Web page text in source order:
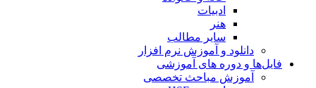
ادبیات
هنر
سایر مطالب
دانلود و آموزش نرم افزار
فایل‌ها و دوره های آموزشی
آموزش مباحث تخصصی